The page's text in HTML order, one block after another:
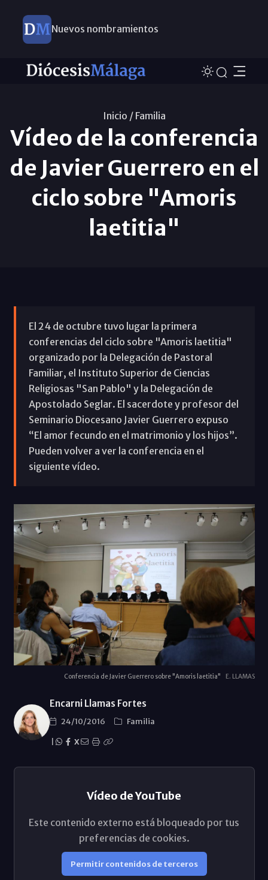
Este domingo, Campaña Pro Templos
Inicio / Familia
Vídeo de la conferencia
de Javier Guerrero en el
ciclo sobre "Amoris
laetitia"
El 24 de octubre tuvo lugar la primera
conferencias del ciclo sobre "Amoris laetitia"
organizado por la Delegación de Pastoral
Familiar, el Instituto Superior de Ciencias
Religiosas "San Pablo" y la Delegación de
Apostolado Seglar. El sacerdote y profesor del
Seminario Diocesano Javier Guerrero expuso
“El amor fecundo en el matrimonio y los hijos”.
Pueden volver a ver la conferencia en el
siguiente vídeo.
Conferencia de Javier Guerrero sobre "Amoris laetitia" E. LLAMAS
Encarni Llamas Fortes
24/10/2016
Familia
X
Vídeo de YouTube
Este contenido externo está bloqueado por tus
preferencias de cookies.
Permitir contenidos de terceros